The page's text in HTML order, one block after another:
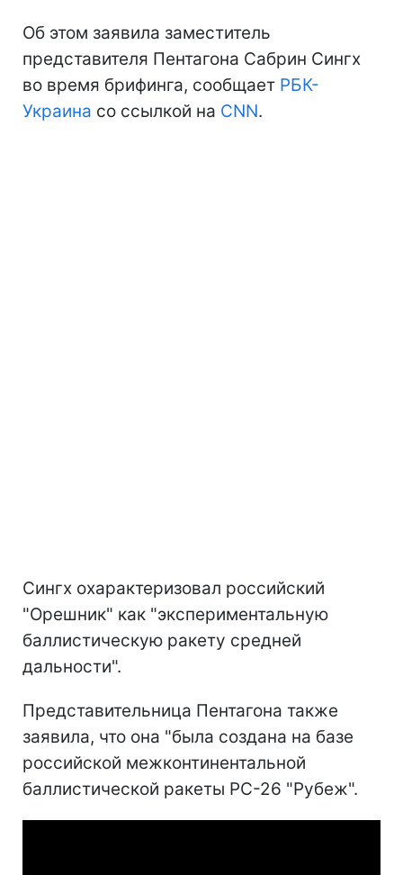
Об этом заявила заместитель
представителя Пентагона Сабрин Сингх
во время брифинга, сообщает РБК-
Украина со ссылкой на CNN.
Сингх охарактеризовал российский
"Орешник" как "экспериментальную
баллистическую ракету средней
дальности".
Представительница Пентагона также
заявила, что она "была создана на базе
российской межконтинентальной
баллистической ракеты РС-26 "Рубеж".